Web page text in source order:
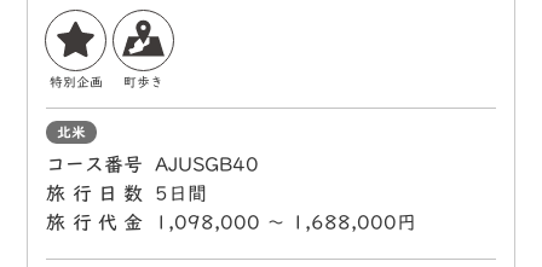
特別企画 町歩き
北米
コース番号
AJUSGB40
旅行日数
5日間
旅行代金
1,098,000 〜 1,688,000円